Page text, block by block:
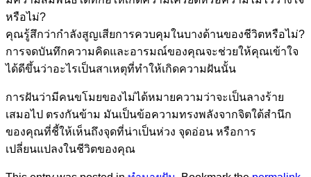
หรือไม่?
คุณรู้สึกว่ากำลังสูญเสียการควบคุมในบางด้านของชีวิตหรือไม่?
การจดบันทึกความคิดและอารมณ์ของคุณจะช่วยให้คุณเข้าใจ
ได้ดีขึ้นว่าอะไรเป็นสาเหตุที่ทำให้เกิดความฝันนั้น
การฝันว่ามีคนขโมยของไม่ได้หมายความว่าจะเป็นลางร้าย
เสมอไป ตรงกันข้าม มันเป็นข้อความทรงพลังจากจิตใต้สำนึก
ของคุณที่ชี้ให้เห็นถึงจุดที่น่าเป็นห่วง จุดอ่อน หรือการ
เปลี่ยนแปลงในชีวิตของคุณ